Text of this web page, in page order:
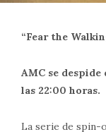
“Fear the
AMC se
las 22:00 horas.
La serie de